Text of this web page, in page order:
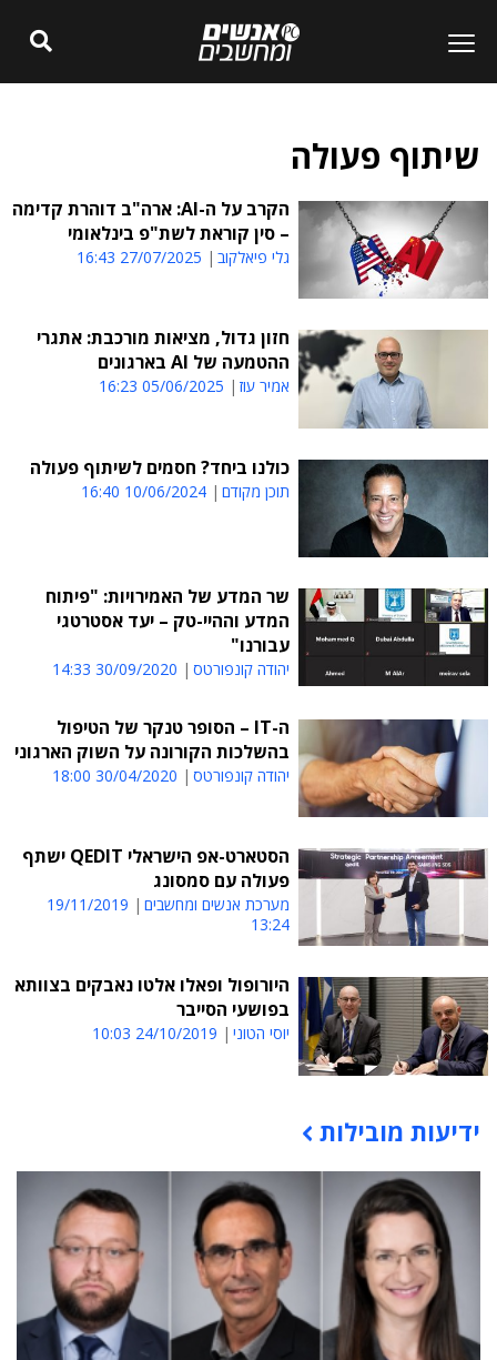
שיתוף פעולה
הקרב על ה-AI: ארה"ב דוהרת קדימה
– סין קוראת לשת"פ בינלאומי
גלי פיאלקוב 27/07/2025 16:43
חזון גדול, מציאות מורכבת: אתגרי
ההטמעה של AI בארגונים
אמיר עוז 05/06/2025 16:23
כולנו ביחד? חסמים לשיתוף פעולה
תוכן מקודם 10/06/2024 16:40
שר המדע של האמירויות: "פיתוח
המדע וההיי-טק – יעד אסטרטגי
עבורנו"
יהודה קונפורטס 30/09/2020 14:33
ה-IT – הסופר טנקר של הטיפול
בהשלכות הקורונה על השוק הארגוני
יהודה קונפורטס 30/04/2020 18:00
הסטארט-אפ הישראלי QEDIT ישתף
פעולה עם סמסונג
מערכת אנשים ומחשבים
19/11/2019
13:24
היורופול ופאלו אלטו נאבקים בצוותא
בפושעי הסייבר
יוסי הטוני 24/10/2019 10:03
תוכן פרסומי
ידיעות מובילות